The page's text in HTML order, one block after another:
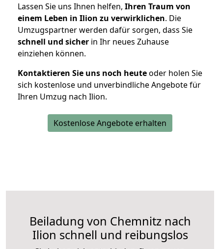
Lassen Sie uns Ihnen helfen, Ihren Traum von
einem Leben in Ilion zu verwirklichen. Die
Umzugspartner werden dafür sorgen, dass Sie
schnell und sicher in Ihr neues Zuhause
einziehen können.
Kontaktieren Sie uns noch heuteoder holen Sie
sich kostenlose und unverbindliche Angebote für
Ihren Umzug nach Ilion.
Kostenlose Angebote erhalten
Beiladung von Chemnitz nach
Ilion schnell und reibungslos